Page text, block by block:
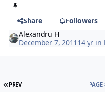
Share
Followers
Alexandru H.
December 7, 2011 14 yr in
FIRST PAGE
PREV PAGE